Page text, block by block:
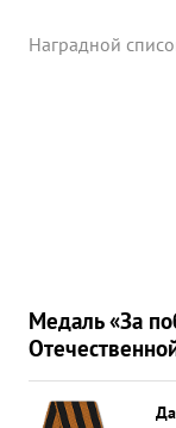
Наградной
Медаль «За